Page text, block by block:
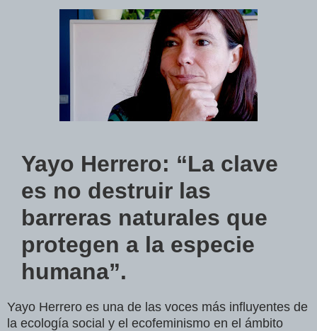
Yayo Herrero: “La clave
es no destruir las
barreras naturales que
protegen a la especie
humana”.
Yayo Herrero es una de las voces más influyentes de
la ecología social y el ecofeminismo en el ámbito